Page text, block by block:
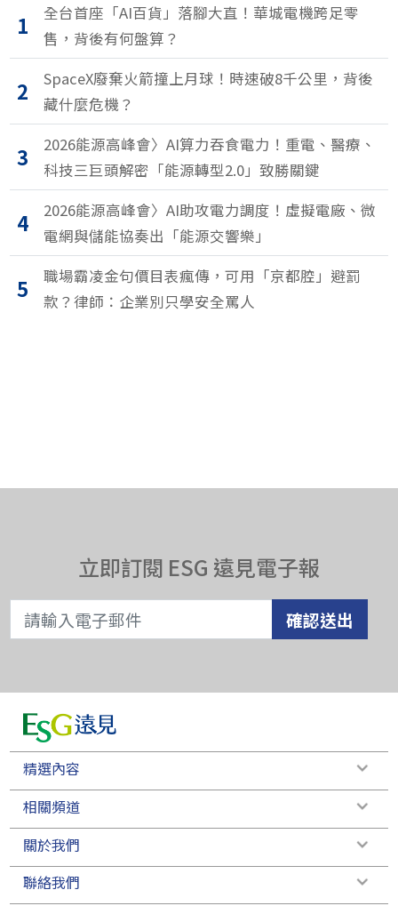
1
全台首座「AI百貨」落腳大直！華城電機跨足零
售，背後有何盤算？
2
SpaceX廢棄火箭撞上月球！時速破8千公里，背後
藏什麼危機？
3
2026能源高峰會〉AI算力吞食電力！重電、醫療、
科技三巨頭解密「能源轉型2.0」致勝關鍵
4
2026能源高峰會〉AI助攻電力調度！虛擬電廠、微
電網與儲能協奏出「能源交響樂」
5
職場霸凌金句價目表瘋傳，可用「京都腔」避罰
款？律師：企業別只學安全罵人
立即訂閱 ESG 遠見電子報
確認送出
精選內容
相關頻道
關於我們
聯絡我們